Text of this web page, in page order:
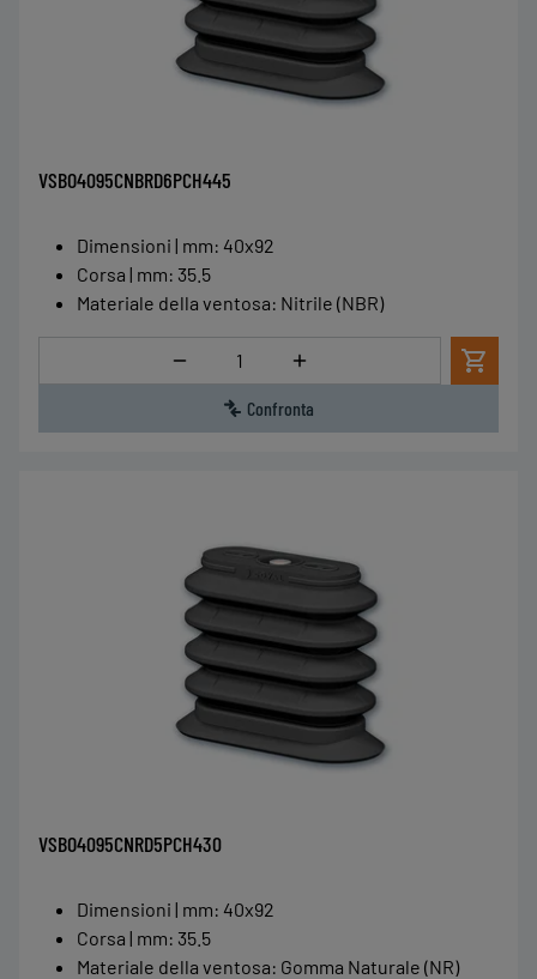
VSBO4095CNBRD6PCH445
Dimensioni | mm: 40x92
Corsa | mm: 35.5
Materiale della ventosa: Nitrile (NBR)
Quantità
Confronta
VSBO4095CNRD5PCH430
Dimensioni | mm: 40x92
Corsa | mm: 35.5
Materiale della ventosa: Gomma Naturale (NR)